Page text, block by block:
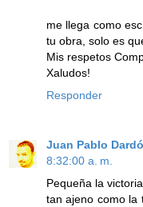
me llega como
tu obra, solo es
Mis respetos
Xaludos!
Responder
Juan Pablo
8:32:00 a. m.
Pequeña la
tan ajeno como la